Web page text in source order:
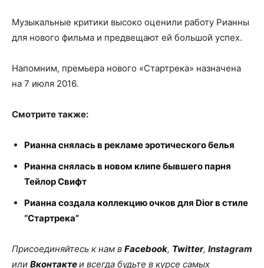
Музыкальные критики высоко оценили работу Рианны
для нового фильма и предвещают ей большой успех.
Напомним, премьера нового «Стартрека» назначена
на 7 июля 2016.
Смотрите также:
Рианна снялась в рекламе эротического белья
Рианна снялась в новом клипе бывшего парня
Тейлор Свифт
Рианна создала коллекцию очков для Dior в стиле
“Стартрека”
Присоединяйтесь к нам в Facebook, Twitter, Instagram
или Вконтактеи всегда будьте в курсе самых